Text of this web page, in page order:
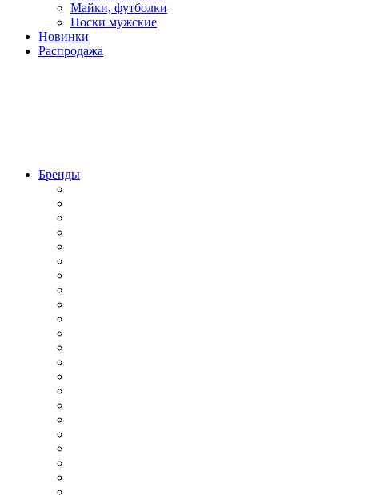
Майки, футболки
Носки мужские
Новинки
Распродажа
Бренды